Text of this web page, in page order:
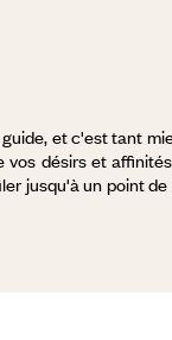
et c'est tant
désirs et
jusqu'à un point de